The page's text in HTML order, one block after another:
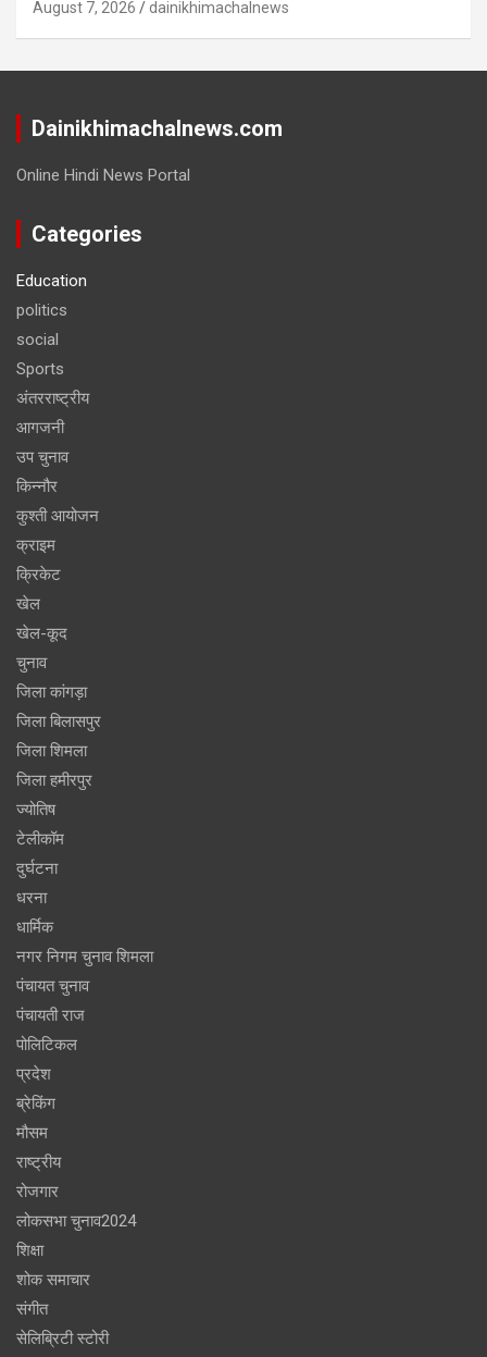
August 7, 2026 dainikhimachalnews
Dainikhimachalnews.com
Online Hindi News Portal
Categories
Education
politics
social
Sports
अंतरराष्ट्रीय
आगजनी
उप चुनाव
किन्नौर
कुश्ती आयोजन
क्राइम
क्रिकेट
खेल
खेल-कूद
चुनाव
जिला कांगड़ा
जिला बिलासपुर
जिला शिमला
जिला हमीरपुर
ज्योतिष
टेलीकॉम
दुर्घटना
धरना
धार्मिक
नगर निगम चुनाव शिमला
पंचायत चुनाव
पंचायती राज
पोलिटिकल
प्रदेश
ब्रेकिंग
मौसम
राष्ट्रीय
रोजगार
लोकसभा चुनाव2024
शिक्षा
शोक समाचार
संगीत
सेलिब्रिटी स्टोरी